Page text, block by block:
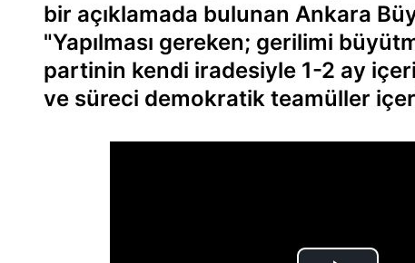
bir açıklamada bulunan Ankara
"Yapılması gereken; gerilimi
partinin kendi iradesiyle 1-2 ay
ve süreci demokratik teamüller